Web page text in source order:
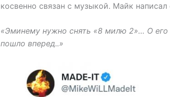
косвенно связан с музыкой. Майк
«Эминему нужно снять «8 милю 2»… О его
пошло вперед..»